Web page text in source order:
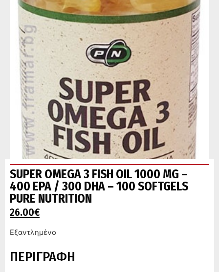
SUPER OMEGA 3 FISH OIL 1000 MG –
400 EPA / 300 DHA – 100 SOFTGELS
PURE NUTRITION
26.00€
Εξαντλημένο
ΠΕΡΙΓΡΑΦΗ